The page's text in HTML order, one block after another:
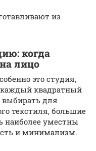
из
когда
лицо
это студия,
каждый квадратный
для
текстиля, большие
наиболее уместны
и минимализм.